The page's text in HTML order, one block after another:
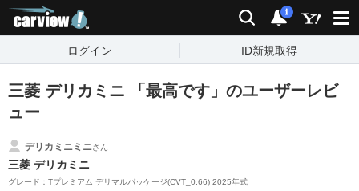
検索 通知
i
ログイン ID新規取得
三菱 デリカミニ 「最高です」のユーザーレビ
ュー
デリカミニミニさん
三菱 デリカミニ
グレード：Tプレミアム デリマルパッケージ(CVT_0.66) 2025年式